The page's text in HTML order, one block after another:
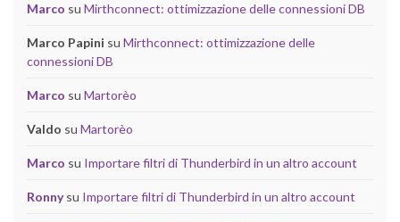
Marco su Mirthconnect: ottimizzazione delle connessioni DB
Marco Papini su Mirthconnect: ottimizzazione delle
connessioni DB
Marco su Martorèo
Valdo su Martorèo
Marco su Importare filtri di Thunderbird in un altro account
Ronnysu Importare filtri di Thunderbird in un altro account